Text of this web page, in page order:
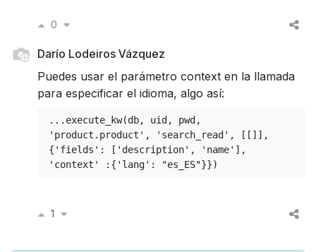
0
Darío Lodeiros Vázquez
Puedes usar el parámetro context en la llamada
para especificar el idioma, algo así:
.. . execute_kw(db, uid , pwd ,
'product.product' , 'search_read' ,
[[]],
{ 'fields' : [ 'description' , 'name' ],
'context'
:{ 'lang' : "es_ES"}})
1